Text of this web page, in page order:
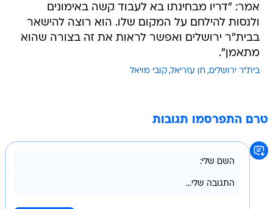
אמר: "דריו מבחינתו בא לעבוד קשה באימונים
ולנסות להילחם על המקום שלו. הוא רוצה להישאר
בבית"ר ירושלים ואפשר לראות את זה בצורה שהוא
מתאמן".
בית"ר ירושלים חן עזריאל קובי מויאל
טרם התפרסמו תגובות